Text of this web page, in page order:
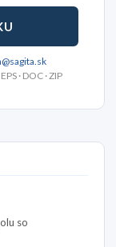
· DOC · ZIP
so